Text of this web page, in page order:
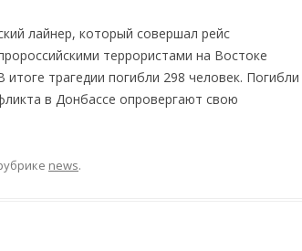
лайнер, который совершал рейс
террористами на Востоке
трагедии погибли 298 человек. Погибли
в Донбассе опровергают свою
news.